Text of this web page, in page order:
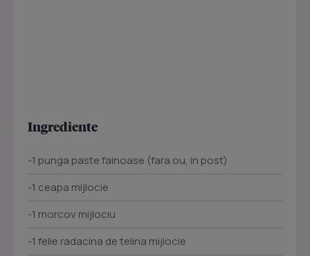
Ingrediente
-1 punga paste fainoase (fara ou, in post)
-1 ceapa mijlocie
-1 morcov mijlociu
-1 felie radacina de telina mijlocie